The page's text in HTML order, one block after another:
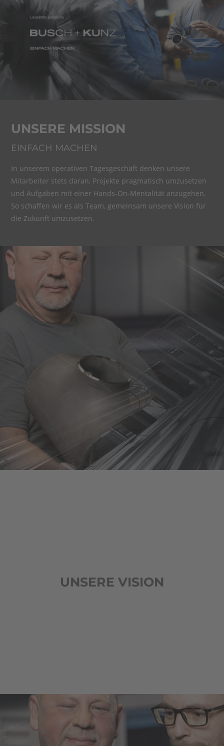
UNSERE MISSION
EINFACH MACHEN
In unserem operativen Tagesgeschäft denken unsere
Mitarbeiter stets daran, Projekte pragmatisch umzusetzen
und Aufgaben mit einer Hands-On-Mentalität anzugehen.
So schaffen wir es als Team, gemeinsam unsere Vision für
die Zukunft umzusetzen.
UNSERE VISION